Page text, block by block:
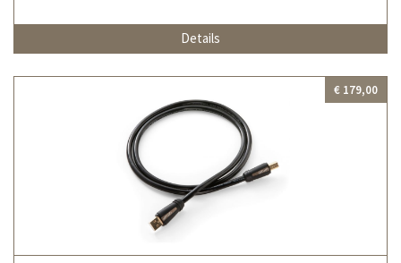
Details
€ 179,00